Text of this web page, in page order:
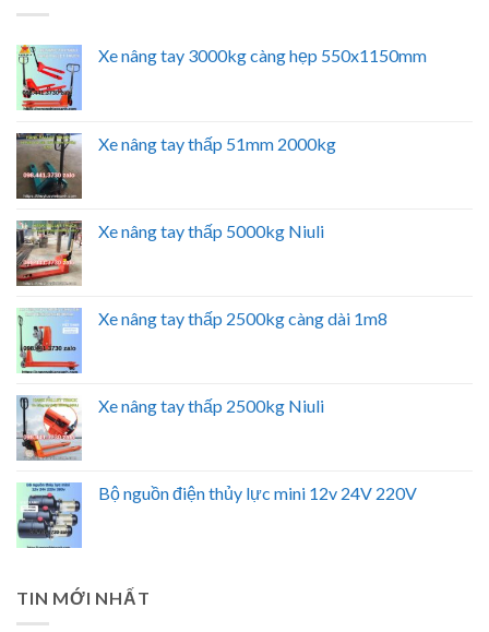
Xe nâng tay 3000kg càng hẹp 550x1150mm
Xe nâng tay thấp 51mm 2000kg
Xe nâng tay thấp 5000kg Niuli
Xe nâng tay thấp 2500kg càng dài 1m8
Xe nâng tay thấp 2500kg Niuli
Bộ nguồn điện thủy lực mini 12v 24V 220V
TIN MỚI NHẤT